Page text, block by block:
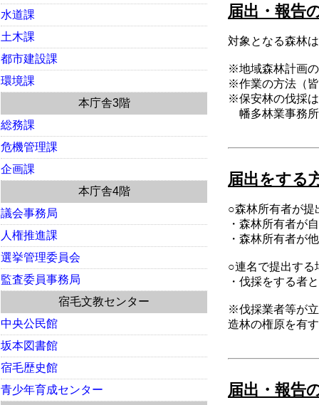
届出・報告
対象となる森林
※地域森林計画
※作業の方法（
※保安林の伐採
幡多林業事務所
届出をする
○森林所有者が提
・森林所有者が
・森林所有者が
○連名で提出する
・伐採をする者
※伐採業者等が
造林の権原を有
届出・報告
水道課
土木課
都市建設課
環境課
本庁舎3階
総務課
危機管理課
企画課
本庁舎4階
議会事務局
人権推進課
選挙管理委員会
監査委員事務局
宿毛文教センター
中央公民館
坂本図書館
宿毛歴史館
青少年育成センター